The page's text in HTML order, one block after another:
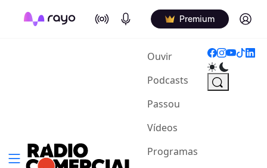
On Air Podcasts Premium Log in
Ouvir(current)
Podcasts
Passou
Vídeos
Programas